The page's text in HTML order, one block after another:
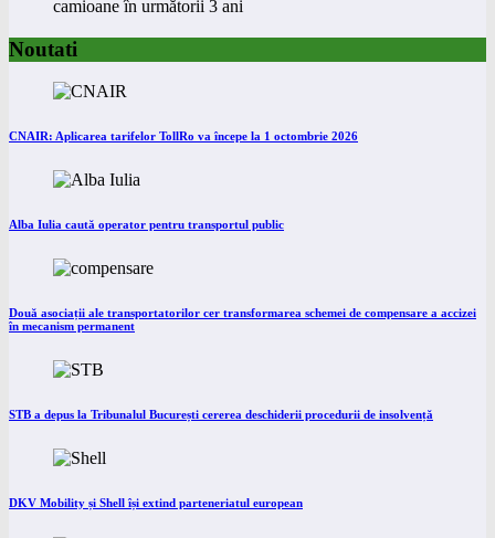
camioane în următorii 3 ani
Noutati
CNAIR: Aplicarea tarifelor TollRo va începe la 1 octombrie 2026
Alba Iulia caută operator pentru transportul public
Două asociații ale transportatorilor cer transformarea schemei de compensare a accizei
în mecanism permanent
STB a depus la Tribunalul București cererea deschiderii procedurii de insolvență
DKV Mobility și Shell își extind parteneriatul european